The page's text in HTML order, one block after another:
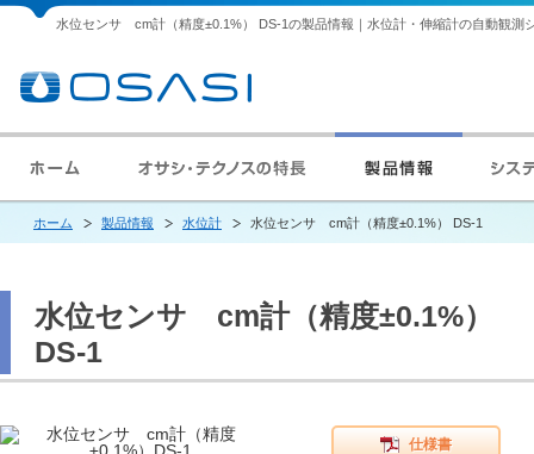
水位センサ cm計（精度±0.1%） DS-1の製品情報｜水位計・伸縮計の自動観測
ホーム 製品情報 水位計 水位センサ cm計（精度±0.1%） DS-1
水位センサ cm計（精度±0.1%）
DS-1
仕様書